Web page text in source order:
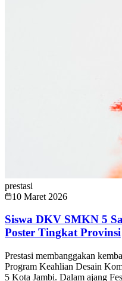
prestasi
10 Maret 2026
Siswa DKV SMKN 5
Poster Tingkat Provinsi
Prestasi membanggakan
Program Keahlian Desain
5 Kota Jambi. Dalam ajang